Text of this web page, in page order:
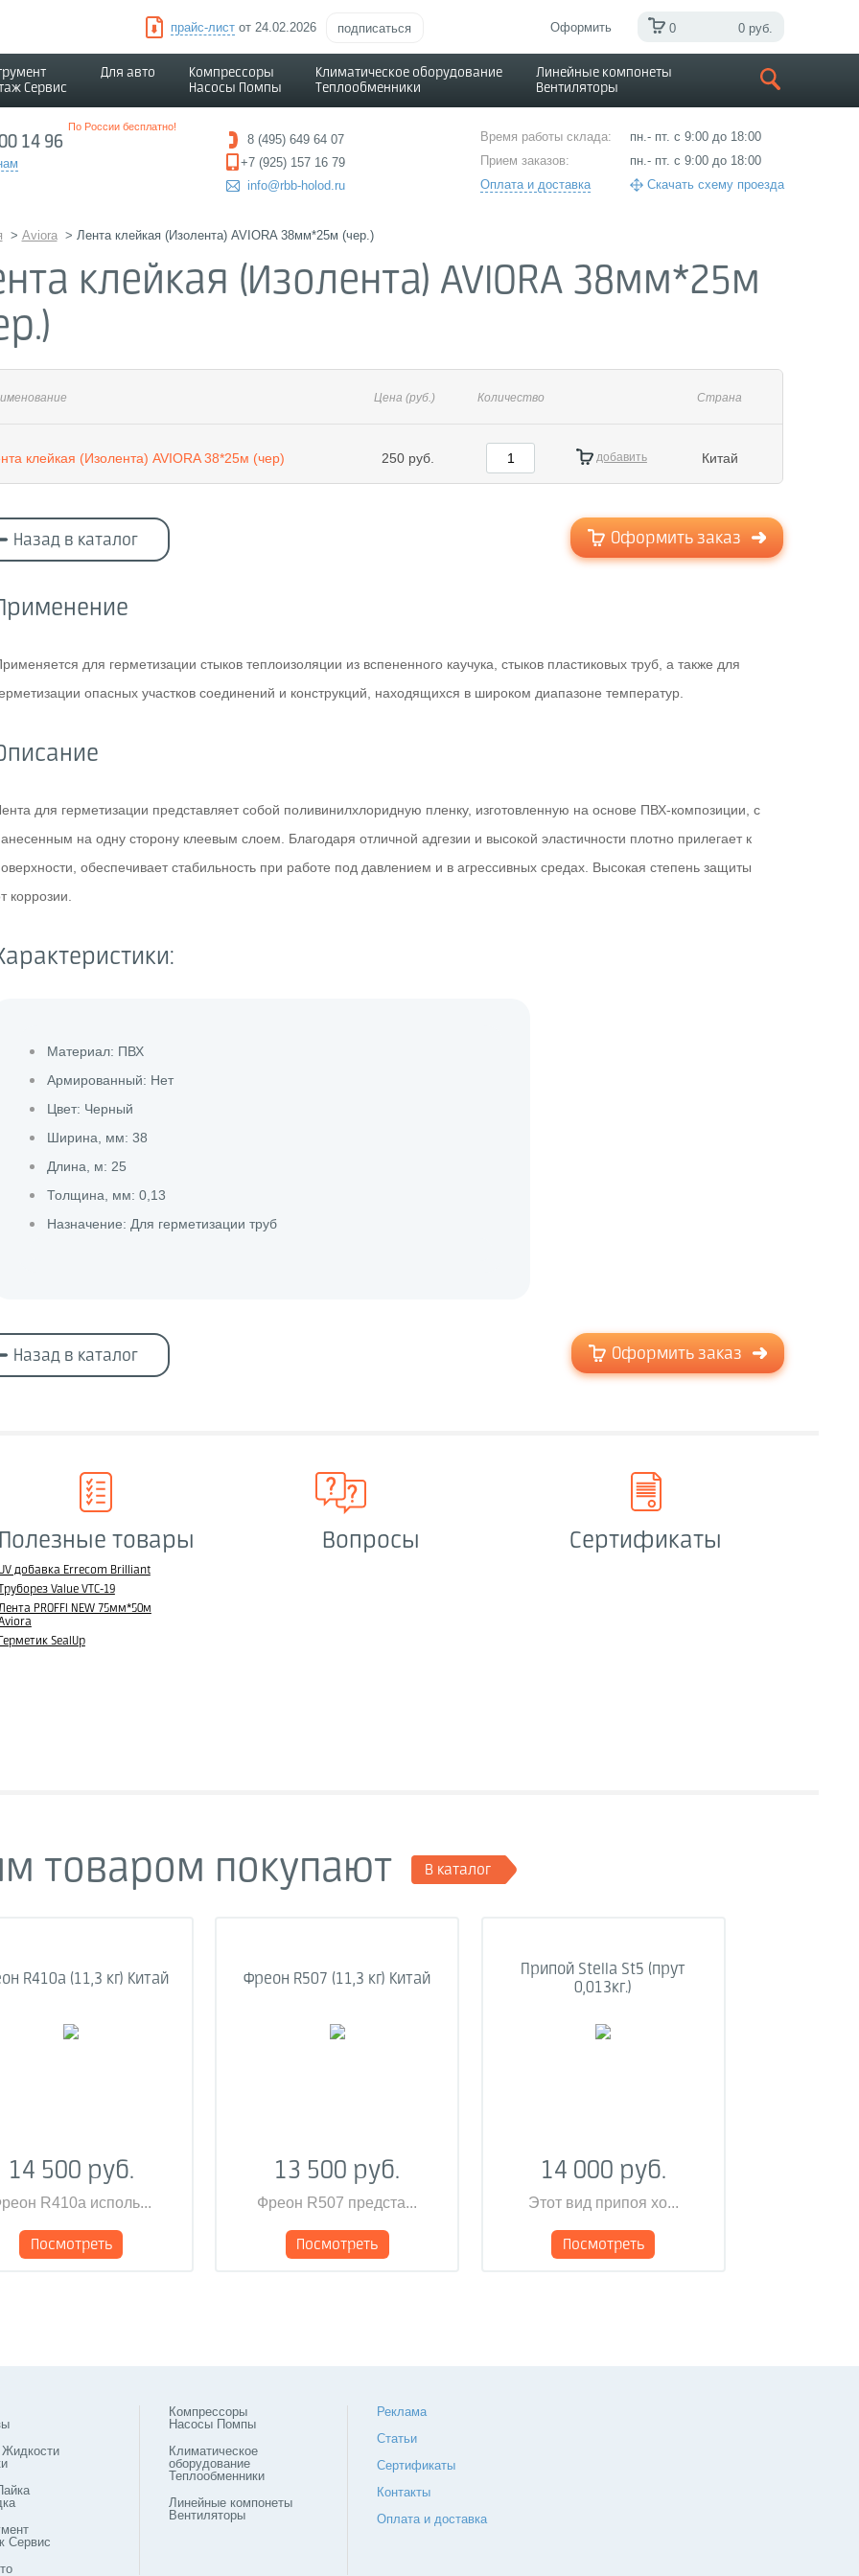
прайс-листот 24.02.2026 подписаться Оформить 0 0 руб.
Сервис
Для авто
Компрессоры
Насосы Помпы
Климатическое оборудование
Теплообменники
Линейные компонеты
Вентиляторы
14 96
По России бесплатно!
8 (495) 649 64 07
+7 (925) 157 16 79
info@rbb-holod.ru
Время работы склада:
Прием заказов:
Оплата и доставка
пн.- пт. с 9:00 до 18:00
пн.- пт. с 9:00 до 18:00
Скачать схему проезда
> Aviora > Лента клейкая (Изолента) AVIORA 38мм*25м (чер.)
клейкая (Изолента) AVIORA 38мм*25м
Цена (руб.) Количество Страна
клейкая (Изолента) AVIORA 38*25м (чер) 250 руб. добавить Китай
Назад в каталог Оформить заказ
для герметизации стыков теплоизоляции из вспененного каучука, стыков пластиковых труб, а также для
опасных участков соединений и конструкций, находящихся в широком диапазоне температур.
для герметизации представляет собой поливинилхлоридную пленку, изготовленную на основе ПВХ-композиции, с
на одну сторону клеевым слоем. Благодаря отличной адгезии и высокой эластичности плотно прилегает к
обеспечивает стабильность при работе под давлением и в агрессивных средах. Высокая степень защиты
коррозии.
Материал: ПВХ
Армированный: Нет
Цвет: Черный
Ширина, мм: 38
Длина, м: 25
Толщина, мм: 0,13
Назначение: Для герметизации труб
Назад в каталог Оформить заказ
товары
добавка Errecom Brilliant
Value VTC-19
PROFFI NEW 75мм*50м
SealUp
Вопросы Сертификаты
товаром покупают В каталог
R410a (11,3 кг) Китай
14 500 руб.
R410a исполь...
Посмотреть
Фреон R507 (11,3 кг) Китай
13 500 руб.
Фреон R507 предста...
Посмотреть
Припой Stella St5 (прут
0,013кг.)
14 000 руб.
Этот вид припоя хо...
Посмотреть
Сервис
Компрессоры
Насосы Помпы
Климатическое
оборудование
Теплообменники
Линейные компонеты
Вентиляторы
Реклама
Статьи
Сертификаты
Контакты
Оплата и доставка